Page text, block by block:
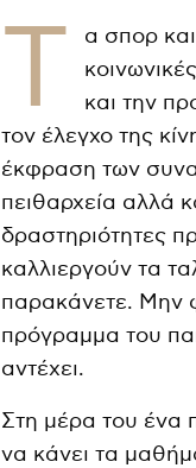
Τ
α σπορ
και την
τον έλεγχο της
έκφραση των
πειθαρχεία αλλά
δραστηριότητες
καλλιεργούν τα
παρακάνετε. Μην
πρόγραμμα του
αντέχει.
Στη μέρα του ένα
να κάνει τα